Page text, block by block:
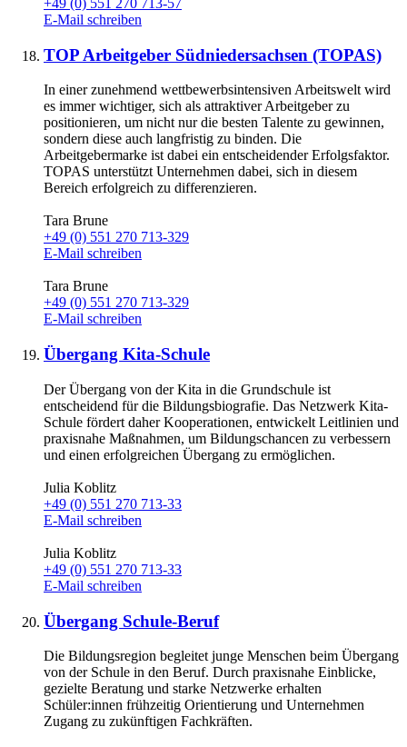
+49 (0) 551 270 713-57
E-Mail schreiben
TOP Arbeitgeber Südniedersachsen (TOPAS)
In einer zunehmend wettbewerbsintensiven Arbeitswelt wird
es immer wichtiger, sich als attraktiver Arbeitgeber zu
positionieren, um nicht nur die besten Talente zu gewinnen,
sondern diese auch langfristig zu binden. Die
Arbeitgebermarke ist dabei ein entscheidender Erfolgsfaktor.
TOPAS unterstützt Unternehmen dabei, sich in diesem
Bereich erfolgreich zu differenzieren.
Tara Brune
+49 (0) 551 270 713-329
E-Mail schreiben
Tara Brune
+49 (0) 551 270 713-329
E-Mail schreiben
Übergang Kita-Schule
Der Übergang von der Kita in die Grundschule ist
entscheidend für die Bildungsbiografie. Das Netzwerk Kita-
Schule fördert daher Kooperationen, entwickelt Leitlinien und
praxisnahe Maßnahmen, um Bildungschancen zu verbessern
und einen erfolgreichen Übergang zu ermöglichen.
Julia Koblitz
+49 (0) 551 270 713-33
E-Mail schreiben
Julia Koblitz
+49 (0) 551 270 713-33
E-Mail schreiben
Übergang Schule-Beruf
Die Bildungsregion begleitet junge Menschen beim Übergang
von der Schule in den Beruf. Durch praxisnahe Einblicke,
gezielte Beratung und starke Netzwerke erhalten
Schüler:innen frühzeitig Orientierung und Unternehmen
Zugang zu zukünftigen Fachkräften.